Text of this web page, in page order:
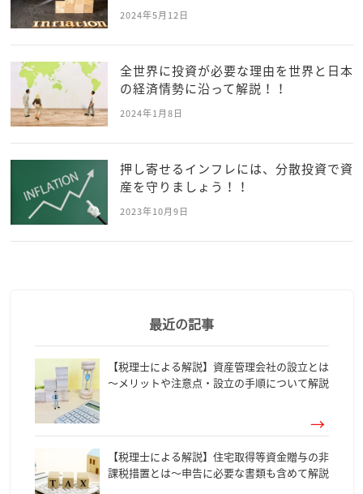
2024年5月12日
全世界に投資が必要な理由を世界と日本
の経済情勢に沿って解説！！
2024年1月8日
押し寄せるインフレには、分散投資で資
産を守りましょう！！
2023年10月9日
最近の記事
【税理士による解説】資産管理会社の設立とは
～メリットや注意点・設立の手順について解説
【税理士による解説】住宅取得等資金贈与の非
課税措置とは～申告に必要な書類も含めて解説